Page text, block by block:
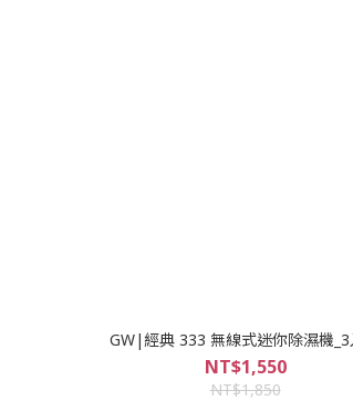
GW|經典 333 無線式迷你除濕機_3
NT$1,550
NT$1,850